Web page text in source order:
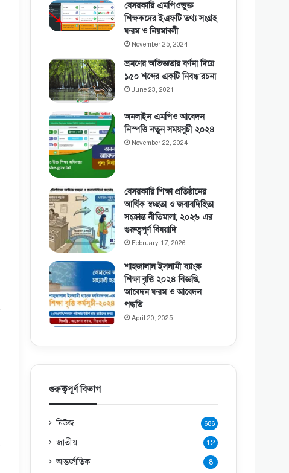
বেসরকারি এমপিওভুক্ত
শিক্ষকদের ইএফটি তথ্য সংগ্রহ
ফরম ও নিয়মাবলী
November 25, 2024
ভ্রমণের অভিজ্ঞতার বর্ণনা দিয়ে
১৫০ শব্দের একটি নিবন্ধ রচনা
June 23, 2021
অনলাইন এমপিও আবেদন
নিস্পত্তি নতুন সময়সূচী ২০২৪
November 22, 2024
বেসরকারি শিক্ষা প্রতিষ্ঠানের
আর্থিক স্বচ্ছতা ও জবাবদিহিতা
সংক্রান্ত নীতিমালা, ২০২৬ এর
গুরুত্বপূর্ণ বিষয়াদি
February 17, 2026
শাহজালাল ইসলামী ব্যাংক
শিক্ষা বৃত্তি ২০২৪ বিজ্ঞপ্তি,
আবেদন ফরম ও আবেদন
পদ্ধতি
April 20, 2025
গুরুত্বপূর্ণ বিভাগ
নিউজ 686
জাতীয় 12
আন্তর্জাতিক 8